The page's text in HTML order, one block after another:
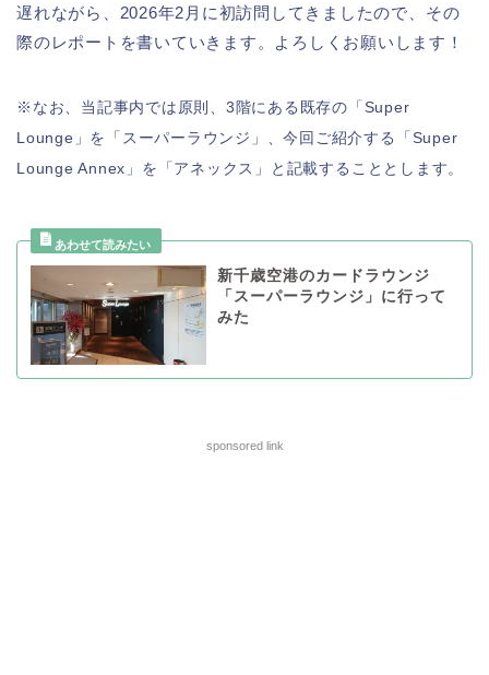
遅れながら、2026年2月に初訪問してきましたので、その
際のレポートを書いていきます。よろしくお願いします！
※なお、当記事内では原則、3階にある既存の「Super
Lounge」を「スーパーラウンジ」、今回ご紹介する「Super
Lounge Annex」を「アネックス」と記載することとします。
新千歳空港のカードラウンジ
「スーパーラウンジ」に行って
みた
sponsored link